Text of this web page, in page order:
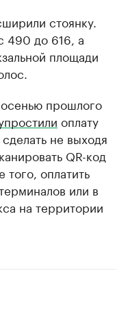
стоянку.
490 до 616, а
площади
прошлого
оплату
не выходя
QR-код
оплатить
или в
на территории